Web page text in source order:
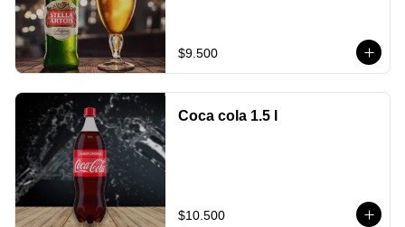
$9.500
Coca cola 1.5 l
$10.500